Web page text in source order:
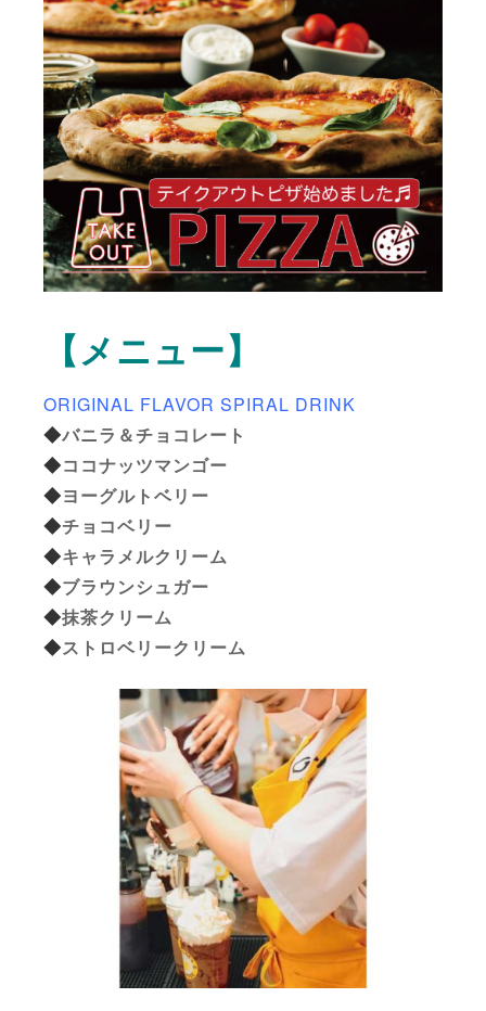
【メニュー】
ORIGINAL FLAVOR SPIRAL DRINK
◆バニラ＆チョコレート
◆ココナッツマンゴー
◆ヨーグルトベリー
◆チョコベリー
◆キャラメルクリーム
◆ブラウンシュガー
◆抹茶クリーム
◆ストロベリークリーム